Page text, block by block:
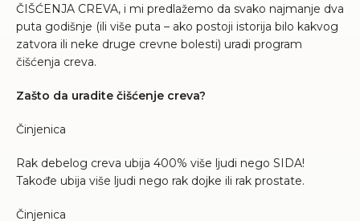
ČIŠĆENJA CREVA, i mi predlažemo da svako najmanje dva
puta godišnje (ili više puta – ako postoji istorija bilo kakvog
zatvora ili neke druge crevne bolesti) uradi program
čišćenja creva.
Zašto da uradite čišćenje creva?
Činjenica
Rak debelog creva ubija 400% više ljudi nego SIDA!
Takođe ubija više ljudi nego rak dojke ili rak prostate.
Činjenica